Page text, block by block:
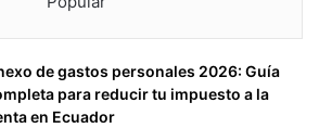
de gastos personales 2026: Guía
para reducir tu impuesto a la
en Ecuador